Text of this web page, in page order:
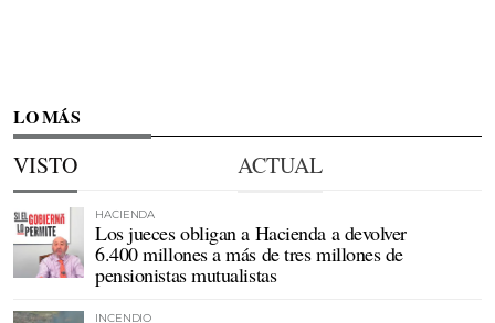
LO MÁS
VISTO ACTUAL
HACIENDA
Los jueces obligan a Hacienda a devolver
6.400 millones a más de tres millones de
pensionistas mutualistas
INCENDIO